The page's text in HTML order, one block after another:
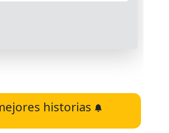
historias